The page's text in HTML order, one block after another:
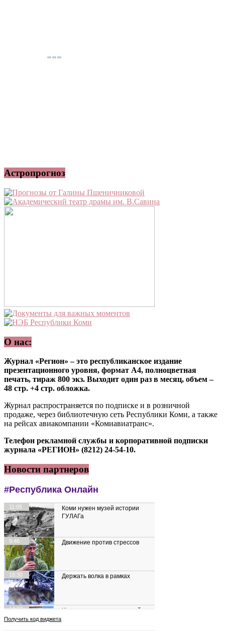
Астропрогноз
О нас:
Журнал «Регион» – это республиканское издание
презентационного уровня, формат А4, полноцветная
печать, тираж 800 экз. Выходит один раз в месяц, объем –
48 стр. +4 стр. обложка.
Журнал распространяется по подписке и в розничной
продаже, через библиотечную сеть Республики Коми, а также
на рейсах авиакомпании «Комиавиатранс».
Телефон рекламной службы и корпоративной подписки
журнала «РЕГИОН» (8212) 24-54-10.
Новости партнеров